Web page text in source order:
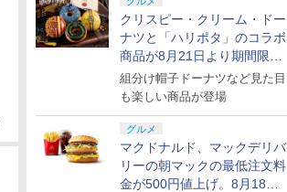
クリスピー・クリーム・ドー
ナツと「ハリポタ」のコラボ
商品が8月21日より期間限定
で発売
組分け帽子ドーナツなど見た目
も楽しい商品が登場
グルメ
マクドナルド、マックデリバ
リーの朝マックの最低注文料
金が500円値上げ。8月18日